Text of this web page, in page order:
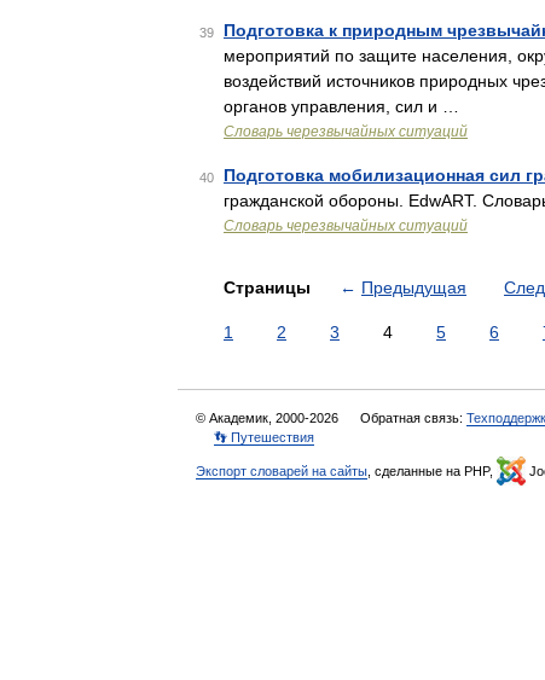
39 Подготовка к природным
мероприятий по защите населения,
воздействий источников природных
органов управления, сил и …
Словарь черезвычайных ситуаций
40 Подготовка мобилизационная сил
гражданской обороны. EdwART.
Словарь черезвычайных ситуаций
Страницы ← Предыдущая
1 2 3 4 5 6
© Академик, 2000-2026 Обратная связь:
👣 Путешествия
Экспорт словарей на сайты , сделанные на PHP,